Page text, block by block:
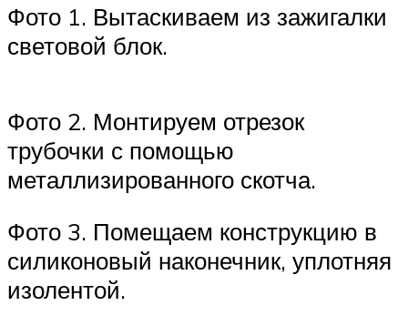
Фото 1. Вытаскиваем из зажигалки
световой блок.
Фото 2. Монтируем отрезок
трубочки с помощью
металлизированного скотча.
Фото 3. Помещаем конструкцию в
силиконовый наконечник, уплотняя
изолентой.